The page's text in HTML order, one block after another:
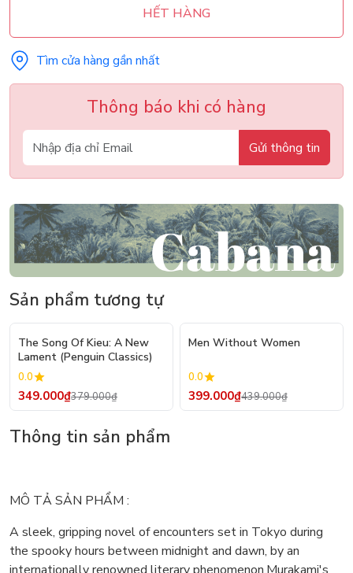
HẾT HÀNG
Tìm cửa hàng gần nhất
Thông báo khi có hàng
Gửi thông tin
Sản phẩm tương tự
The Song Of Kieu: A New
Lament (Penguin Classics)
0.0
349.000₫379.000₫
Men Without Women
0.0
399.000₫439.000₫
Thông tin sản phẩm
MÔ TẢ SẢN PHẨM :
A sleek, gripping novel of encounters set in Tokyo during
the spooky hours between midnight and dawn, by an